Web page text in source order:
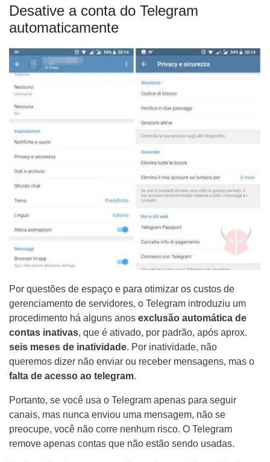
Desative a conta do Telegram
automaticamente
Por questões de espaço e para otimizar os custos de
gerenciamento de servidores, o Telegram introduziu um
procedimento há alguns anos exclusão automática de
contas inativas, que é ativado, por padrão, após aprox.
seis meses de inatividade. Por inatividade, não
queremos dizer não enviar ou receber mensagens, mas o
falta de acesso ao telegram.
Portanto, se você usa o Telegram apenas para seguir
canais, mas nunca enviou uma mensagem, não se
preocupe, você não corre nenhum risco. O Telegram
remove apenas contas que não estão sendo usadas.